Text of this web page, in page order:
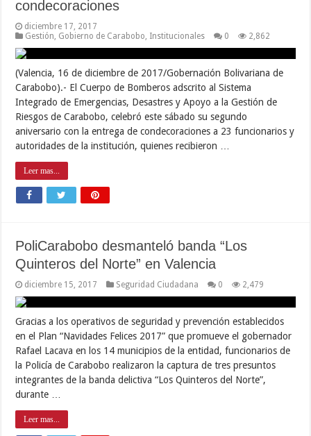
condecoraciones
diciembre 17, 2017
Gestión Gobierno de Carabobo Institucionales 0 2,862
(Valencia, 16 de diciembre de 2017/Gobernación Bolivariana de
Carabobo).- El Cuerpo de Bomberos adscrito al Sistema
Integrado de Emergencias, Desastres y Apoyo a la Gestión de
Riesgos de Carabobo, celebró este sábado su segundo
aniversario con la entrega de condecoraciones a 23 funcionarios y
autoridades de la institución, quienes recibieron …
Leer mas...
PoliCarabobo desmanteló banda “Los
Quinteros del Norte” en Valencia
diciembre 15, 2017 Seguridad Ciudadana 0 2,479
Gracias a los operativos de seguridad y prevención establecidos
en el Plan “Navidades Felices 2017” que promueve el gobernador
Rafael Lacava en los 14 municipios de la entidad, funcionarios de
la Policía de Carabobo realizaron la captura de tres presuntos
integrantes de la banda delictiva “Los Quinteros del Norte”,
durante …
Leer mas...